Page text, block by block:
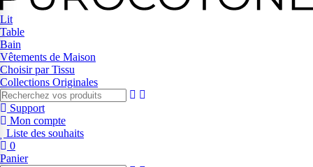
Lit
Table
Bain
Vêtements de Maison
Choisir par Tissu
Collections Originales
Support
Mon compte
Liste des souhaits
0
Panier